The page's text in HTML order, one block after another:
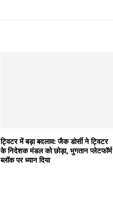
ट्विटर में बड़ा बदलाव: जैक डोर्सी ने ट्विटर
के निदेशक मंडल को छोड़ा, भुगतान प्लेटफॉर्म
ब्लॉक पर ध्यान दिया